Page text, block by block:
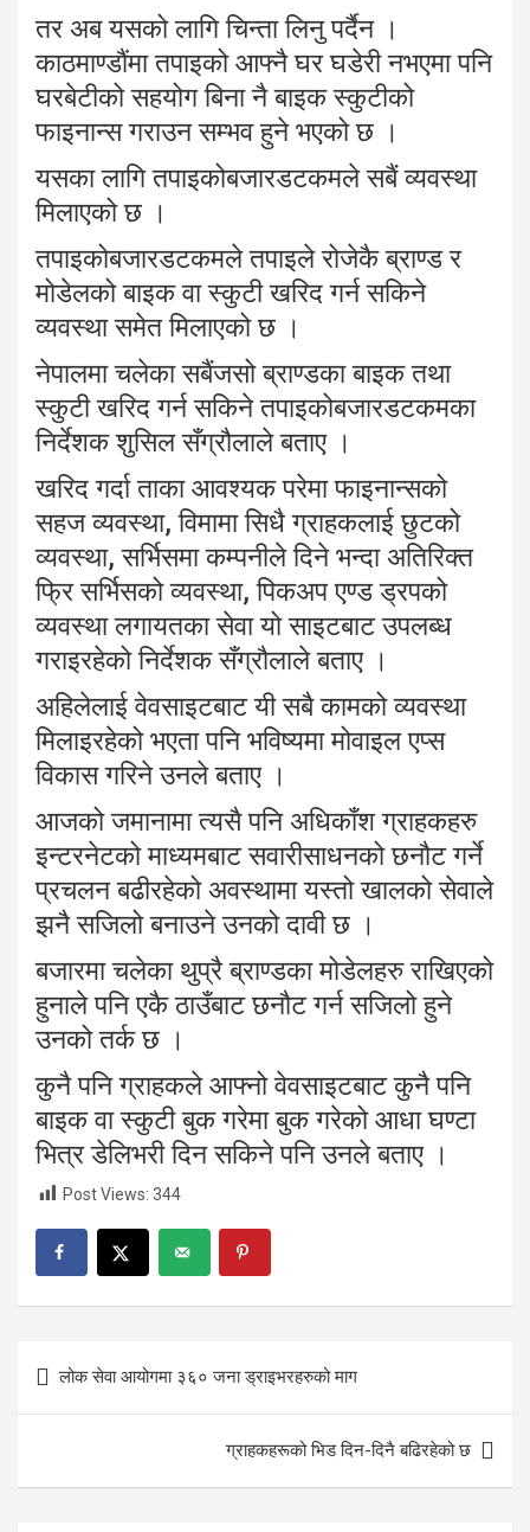
तर अब यसको लागि चिन्ता लिनु पर्दैन ।
काठमाण्डौंमा तपाइको आफ्नै घर घडेरी नभएमा पनि
घरबेटीको सहयोग बिना नै बाइक स्कुटीको
फाइनान्स गराउन सम्भव हुने भएको छ ।
यसका लागि तपाइकोबजारडटकमले सबैं व्यवस्था
मिलाएको छ ।
तपाइकोबजारडटकमले तपाइले रोजेकै ब्राण्ड र
मोडेलको बाइक वा स्कुटी खरिद गर्न सकिने
व्यवस्था समेत मिलाएको छ ।
नेपालमा चलेका सबैंजसो ब्राण्डका बाइक तथा
स्कुटी खरिद गर्न सकिने तपाइकोबजारडटकमका
निर्देशक शुसिल सँग्रौलाले बताए ।
खरिद गर्दा ताका आवश्यक परेमा फाइनान्सको
सहज व्यवस्था, विमामा सिधै ग्राहकलाई छुटको
व्यवस्था, सर्भिसमा कम्पनीले दिने भन्दा अतिरिक्त
फ्रि सर्भिसको व्यवस्था, पिकअप एण्ड ड्रपको
व्यवस्था लगायतका सेवा यो साइटबाट उपलब्ध
गराइरहेको निर्देशक सँग्रौलाले बताए ।
अहिलेलाई वेवसाइटबाट यी सबै कामको व्यवस्था
मिलाइरहेको भएता पनि भविष्यमा मोवाइल एप्स
विकास गरिने उनले बताए ।
आजको जमानामा त्यसै पनि अधिकाँश ग्राहकहरु
इन्टरनेटको माध्यमबाट सवारीसाधनको छनौट गर्ने
प्रचलन बढीरहेको अवस्थामा यस्तो खालको सेवाले
झनै सजिलो बनाउने उनको दावी छ ।
बजारमा चलेका थुप्रै ब्राण्डका मोडेलहरु राखिएको
हुनाले पनि एकै ठाउँबाट छनौट गर्न सजिलो हुने
उनको तर्क छ ।
कुनै पनि ग्राहकले आफ्नो वेवसाइटबाट कुनै पनि
बाइक वा स्कुटी बुक गरेमा बुक गरेको आधा घण्टा
भित्र डेलिभरी दिन सकिने पनि उनले बताए ।
Post Views: 344
Post
navigation
लोक सेवा आयोगमा ३६० जना ड्राइभरहरुको माग
ग्राहकहरूको भिड दिन-दिनै बढिरहेको छ